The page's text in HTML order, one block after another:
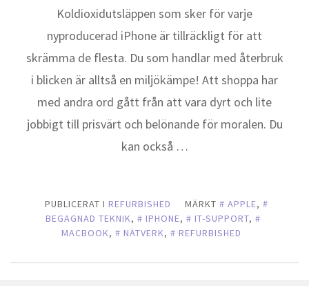
Koldioxidutsläppen som sker för varje
nyproducerad iPhone är tillräckligt för att
skrämma de flesta. Du som handlar med återbruk
i blicken är alltså en miljökämpe! Att shoppa har
med andra ord gått från att vara dyrt och lite
jobbigt till prisvärt och belönande för moralen. Du
kan också …
PUBLICERAT I REFURBISHED MÄRKT APPLE,
BEGAGNAD TEKNIK, IPHONE, IT-SUPPORT,
MACBOOK, NÄTVERK, REFURBISHED